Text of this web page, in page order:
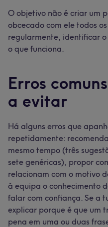
O objetivo não é criar um
obcecado com ele todos
regularmente, identificar
o que funciona.
Erros
a evitar
Há alguns erros que
repetidamente:
mesmo tempo (três
sete genéricas), propor
relacionam com o motivo
à equipa o conhecimento
falar com confiança. Se a
explicar porque é que um
pena em uma ou duas